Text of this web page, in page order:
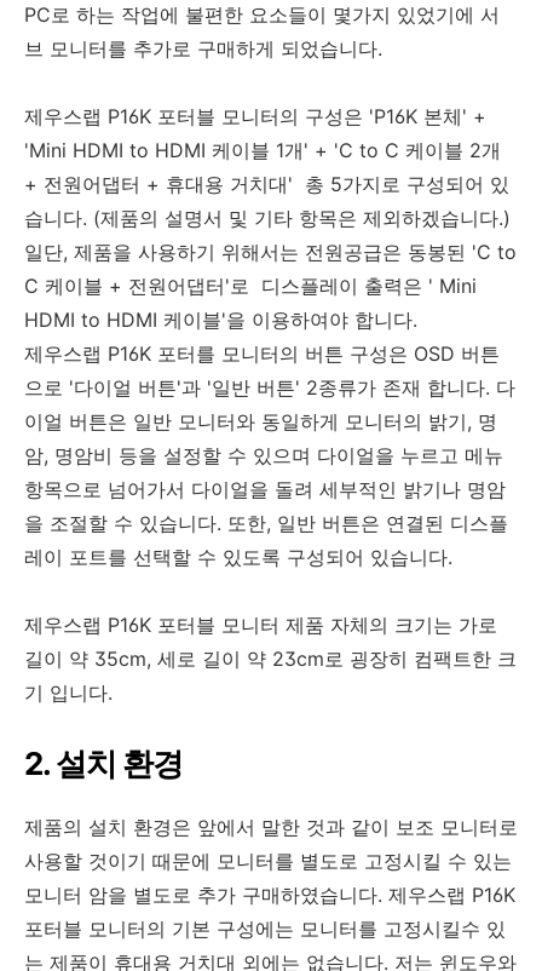
PC로 하는 작업에 불편한 요소들이 몇가지 있었기에 서
브 모니터를 추가로 구매하게 되었습니다.
제우스랩 P16K 포터블 모니터의 구성은 'P16K 본체' +
'Mini HDMI to HDMI 케이블 1개' + 'C to C 케이블 2개
+ 전원어댑터 + 휴대용 거치대' 총 5가지로 구성되어 있
습니다. (제품의 설명서 및 기타 항목은 제외하겠습니다.)
일단, 제품을 사용하기 위해서는 전원공급은 동봉된 'C to
C 케이블 + 전원어댑터'로 디스플레이 출력은 ' Mini
HDMI to HDMI 케이블'을 이용하여야 합니다.
제우스랩 P16K 포터를 모니터의 버튼 구성은 OSD 버튼
으로 '다이얼 버튼'과 '일반 버튼' 2종류가 존재 합니다. 다
이얼 버튼은 일반 모니터와 동일하게 모니터의 밝기, 명
암, 명암비 등을 설정할 수 있으며 다이얼을 누르고 메뉴
항목으로 넘어가서 다이얼을 돌려 세부적인 밝기나 명암
을 조절할 수 있습니다. 또한, 일반 버튼은 연결된 디스플
레이 포트를 선택할 수 있도록 구성되어 있습니다.
제우스랩 P16K 포터블 모니터 제품 자체의 크기는 가로
길이 약 35cm, 세로 길이 약 23cm로 굉장히 컴팩트한 크
기 입니다.
2. 설치 환경
제품의 설치 환경은 앞에서 말한 것과 같이 보조 모니터로
사용할 것이기 때문에 모니터를 별도로 고정시킬 수 있는
모니터 암을 별도로 추가 구매하였습니다. 제우스랩 P16K
포터블 모니터의 기본 구성에는 모니터를 고정시킬수 있
는 제품이 휴대용 거치대 외에는 없습니다. 저는 윈도우와